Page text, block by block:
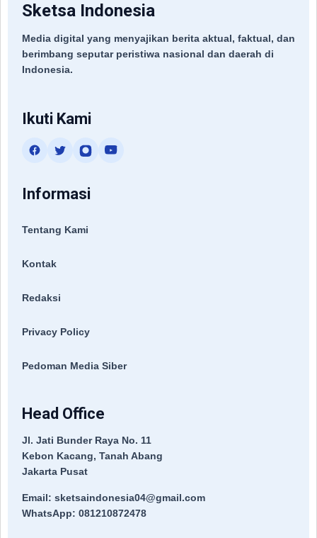
Sketsa Indonesia
Media digital yang menyajikan berita aktual, faktual, dan
berimbang seputar peristiwa nasional dan daerah di
Indonesia.
Ikuti Kami
Informasi
Tentang Kami
Kontak
Redaksi
Privacy Policy
Pedoman Media Siber
Head Office
Jl. Jati Bunder Raya No. 11
Kebon Kacang, Tanah Abang
Jakarta Pusat
Email: sketsaindonesia04@gmail.com
WhatsApp: 081210872478